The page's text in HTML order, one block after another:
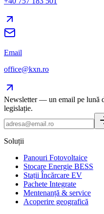
Email
office@kxn.ro
Newsletter — un email pe lună
legislație.
Soluții
Panouri Fotovoltaice
Stocare Energie BESS
Stații Încărcare EV
Pachete Integrate
Mentenanță & service
Acoperire geografică